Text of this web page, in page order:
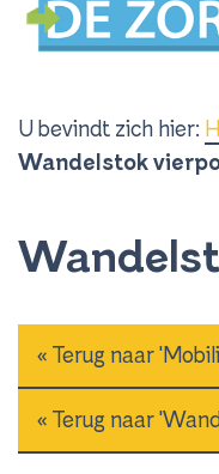
U bevindt zich hier:
Wandelstok
« Terug naar
« Terug naar